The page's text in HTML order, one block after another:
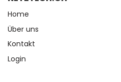
Home
Über uns
Kontakt
Login